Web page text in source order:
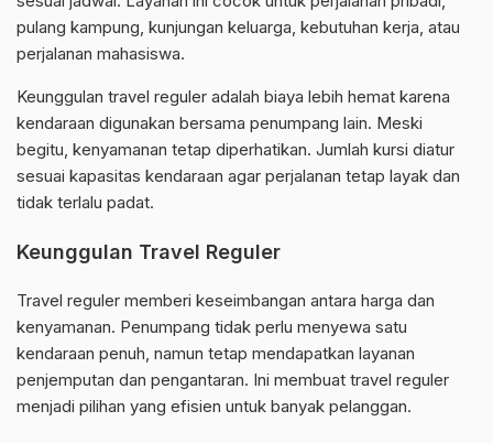
pulang kampung, kunjungan keluarga, kebutuhan kerja, atau
perjalanan mahasiswa.
Keunggulan travel reguler adalah biaya lebih hemat karena
kendaraan digunakan bersama penumpang lain. Meski
begitu, kenyamanan tetap diperhatikan. Jumlah kursi diatur
sesuai kapasitas kendaraan agar perjalanan tetap layak dan
tidak terlalu padat.
Keunggulan Travel Reguler
Travel reguler memberi keseimbangan antara harga dan
kenyamanan. Penumpang tidak perlu menyewa satu
kendaraan penuh, namun tetap mendapatkan layanan
penjemputan dan pengantaran. Ini membuat travel reguler
menjadi pilihan yang efisien untuk banyak pelanggan.